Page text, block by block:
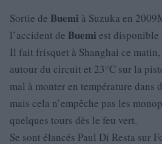
Sortie de Buemi à Suzuka en
l’accident de Buemi est disponible
Il fait frisquet à Shanghai ce matin,
autour du circuit et 23°C sur la
mal à monter en température dans
mais cela n’empêche pas les
quelques tours dès le feu vert.
Se sont élancés Paul Di Resta sur